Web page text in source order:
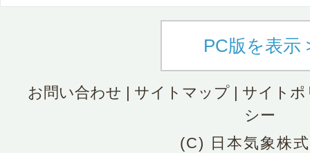
PC版を表示
お問い合わせ サイトマップ| サイトポ
シー
(C) 日本気象株